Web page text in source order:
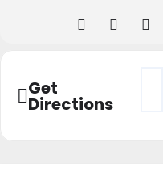
Get
Directions